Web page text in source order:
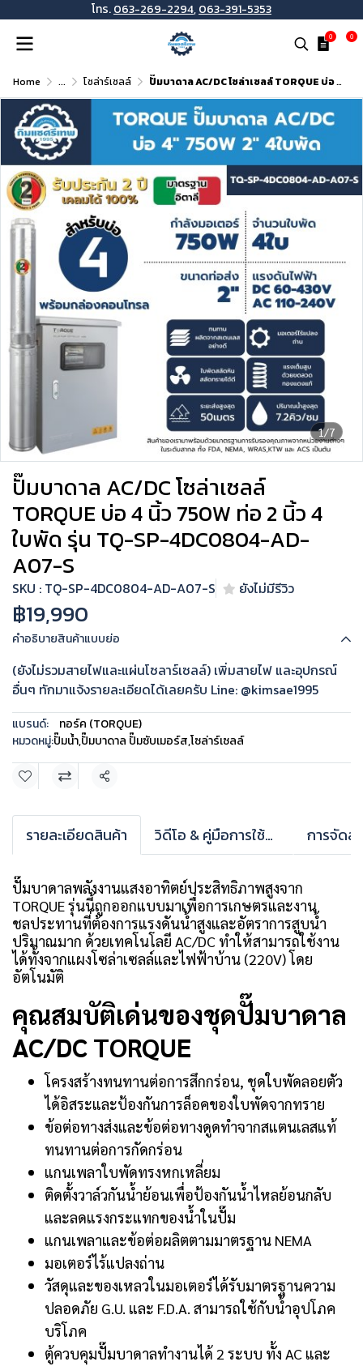
โทร.063-269-2294,063-391-5353
0 0
Home ... โซล่าร์เซลล์ ปั๊มบาดาล AC/DC โซล่าเซลล์ TORQUE บ่อ 4 นิ้ว 750W ท่อ 2 นิ้ว 4 ใบพัด รุ่น TQ-SP-4DC0804-AD-A07-S
1/7
ปั๊มบาดาล AC/DC โซล่าเซลล์
TORQUE บ่อ 4 นิ้ว 750W ท่อ 2 นิ้ว 4
ใบพัด รุ่น TQ-SP-4DC0804-AD-
A07-S
SKU : TQ-SP-4DC0804-AD-A07-S ยังไม่มีรีวิว
฿19,990
คำอธิบายสินค้าแบบย่อ
(ยังไม่รวมสายไฟและแผ่นโซลาร์เซลล์) เพิ่มสายไฟ และอุปกรณ์
อื่นๆ ทักมาแจ้งรายละเอียดได้เลยครับ Line: @kimsae1995
แบรนด์:
ทอร์ค (TORQUE)
หมวดหมู่:ปั๊มน้ำ,ปั๊มบาดาล ปั๊มซับเมอร์ส,โซล่าร์เซลล์
แชร์
รายละเอียดสินค้า วิดีโอ & คู่มือการใช้งาน การจัดส่
ปั๊มบาดาลพลังงานแสงอาทิตย์ประสิทธิภาพสูงจาก
TORQUE รุ่นนี้ถูกออกแบบมาเพื่อการเกษตรและงาน
ชลประทานที่ต้องการแรงดันน้ำสูงและอัตราการสูบน้ำ
ปริมาณมาก ด้วยเทคโนโลยี AC/DC ทำให้สามารถใช้งาน
ได้ทั้งจากแผงโซล่าเซลล์และไฟฟ้าบ้าน (220V) โดย
อัตโนมัติ
คุณสมบัติเด่นของชุดปั๊มบาดาล
AC/DC TORQUE
โครงสร้างทนทานต่อการสึกกร่อน, ชุดใบพัดลอยตัว
ได้อิสระและป้องกันการล็อคของใบพัดจากทราย
ข้อต่อทางส่งและข้อต่อทางดูดทำจากสแตนเลสแท้
ทนทานต่อการกัดกร่อน
แกนเพลาใบพัดทรงหกเหลี่ยม
ติดตั้งวาล์วกันน้ำย้อนเพื่อป้องกันน้ำไหลย้อนกลับ
และลดแรงกระแทกของน้ำในปั๊ม
แกนเพลาและข้อต่อผลิตตามมาตรฐาน NEMA
มอเตอร์ไร้แปลงถ่าน
วัสดุและของเหลวในมอเตอร์ได้รับมาตรฐานความ
ปลอดภัย G.U. และ F.D.A. สามารถใช้กับน้ำอุปโภค
บริโภค
ตู้ควบคุมปั๊มบาดาลทำงานได้ 2 ระบบ ทั้ง AC และ